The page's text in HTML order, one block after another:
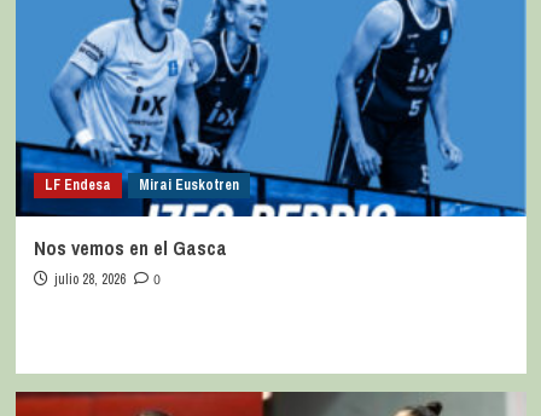
LF Endesa Mirai Euskotren
Nos vemos en el Gasca
julio 28, 2026 0